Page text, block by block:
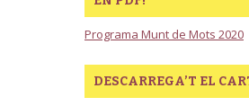
Programa Munt de Mots 2020
DESCARREGA’T EL